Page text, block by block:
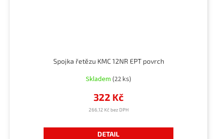
Spojka řetězu KMC 12NR EPT povrch
Skladem (22 ks)
266,12 Kč bez DPH
322 Kč
DETAIL